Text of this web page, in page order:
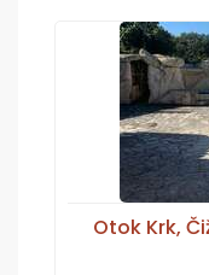
Otok Krk,